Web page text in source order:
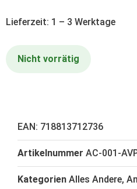
Lieferzeit: 1 – 3 Werktage
Nicht vorrätig
EAN: 718813712736
Artikelnummer AC-001-
Kategorien Alles Andere,